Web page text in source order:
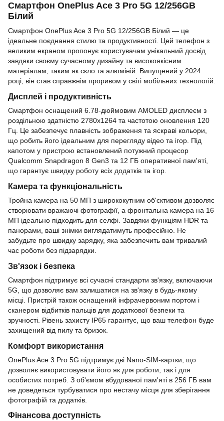
Смартфон OnePlus Ace 3 Pro 5G 12/256GB
Білий
Смартфон OnePlus Ace 3 Pro 5G 12/256GB Білий — це
ідеальне поєднання стилю та продуктивності. Цей телефон з
великим екраном пропонує користувачам унікальний досвід
завдяки своєму сучасному дизайну та високоякісним
матеріалам, таким як скло та алюміній. Випущений у 2024
році, він став справжнім проривом у світі мобільних технологій.
Дисплей і продуктивність
Смартфон оснащений 6.78-дюймовим AMOLED дисплеєм з
роздільною здатністю 2780x1264 та частотою оновлення 120
Гц. Це забезпечує плавність зображення та яскраві кольори,
що робить його ідеальним для перегляду відео та ігор. Під
капотом у пристрою встановлений потужний процесор
Qualcomm Snapdragon 8 Gen3 та 12 ГБ оперативної пам'яті,
що гарантує швидку роботу всіх додатків та ігор.
Камера та функціональність
Тройна камера на 50 МП з ширококутним об'єктивом дозволяє
створювати вражаючі фотографії, а фронтальна камера на 16
МП ідеально підходить для селфі. Завдяки функціям HDR та
панорами, ваші знімки виглядатимуть професійно. Не
забудьте про швидку зарядку, яка забезпечить вам тривалий
час роботи без підзарядки.
Зв'язок і безпека
Смартфон підтримує всі сучасні стандарти зв'язку, включаючи
5G, що дозволяє вам залишатися на зв'язку в будь-якому
місці. Пристрій також оснащений інфрачервоним портом і
сканером відбитків пальців для додаткової безпеки та
зручності. Рівень захисту IP65 гарантує, що ваш телефон буде
захищений від пилу та бризок.
Комфорт використання
OnePlus Ace 3 Pro 5G підтримує дві Nano-SIM-картки, що
дозволяє використовувати його як для роботи, так і для
особистих потреб. З об'ємом вбудованої пам'яті в 256 ГБ вам
не доведеться турбуватися про нестачу місця для зберігання
фотографій та додатків.
Фінансова доступність